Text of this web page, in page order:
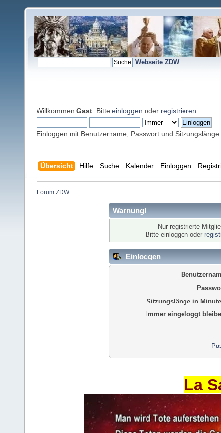
Webseite ZDW
Willkommen Gast . Bitte einloggen oder registrieren
Einloggen mit Benutzername, Passwort und Sitzungslänge
Übersicht Hilfe Suche Kalender Einloggen
Forum ZDW
Warnung!
Nur registrierte
Bitte einloggen oder
Einloggen
Sitzungslänge in
Immer eingeloggt
La